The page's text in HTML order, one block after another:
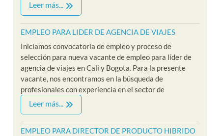
Leer más...
EMPLEO PARA LIDER DE AGENCIA DE VIAJES
Iniciamos convocatoria de empleo y proceso de
selección para nueva vacante de empleo para líder de
agencia de viajes en Cali y Bogota. Para la presente
vacante, nos encontramos en la búsqueda de
profesionales con experiencia en el sector de
Leer más...
EMPLEO PARA DIRECTOR DE PRODUCTO HIBRIDO